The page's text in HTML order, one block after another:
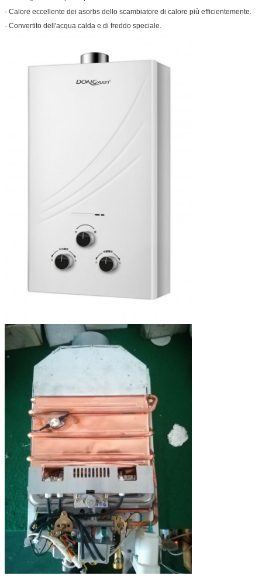
- Calore eccellente dei asorbs dello scambiatore di calore più efficientemente.
- Convertito dell'acqua calda e di freddo speciale.